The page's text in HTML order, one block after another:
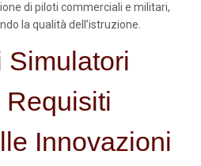
di piloti commerciali e militari,
la qualità dell’istruzione.
Simulatori
Innovazioni